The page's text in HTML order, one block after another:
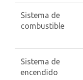
Sistema de
combustible
Sistema de
encendido